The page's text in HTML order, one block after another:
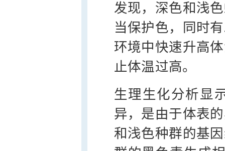
发现，深色和浅
当保护色，同时
环境中快速升高
止体温过高。
生理生化分析显
异，是由于体表
和浅色种群的基